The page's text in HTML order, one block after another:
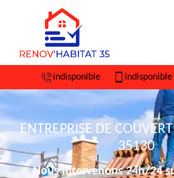
indisponible indisponible
ENTREPRISE DE
35130
Nous intervenons 24h/24